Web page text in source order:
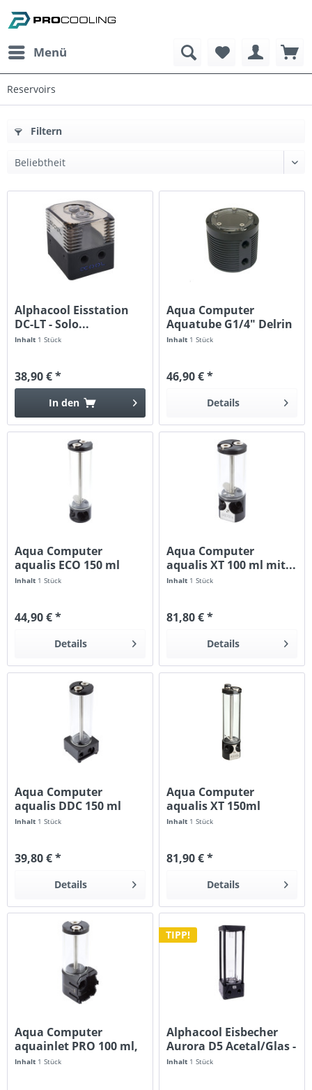
Menü
Reservoirs
Filtern
Alphacool Eisstation
DC-LT - Solo...
Inhalt 1 Stück
38,90 € *
In den
Aqua Computer
Aquatube G1/4" Delrin
schwarz
Inhalt 1 Stück
46,90 € *
Details
Aqua Computer
aqualis ECO 150 ml
mit...
Inhalt 1 Stück
44,90 € *
Details
Aqua Computer
aqualis XT 100 ml mit...
Inhalt 1 Stück
81,80 € *
Details
Aqua Computer
aqualis DDC 150 ml
Inhalt 1 Stück
39,80 € *
Details
Aqua Computer
aqualis XT 150ml
Inhalt 1 Stück
81,90 € *
Details
Aqua Computer
aquainlet PRO 100 ml,
G1/4
Inhalt 1 Stück
TIPP!
Alphacool Eisbecher
Aurora D5 Acetal/Glas -
250mm
Inhalt 1 Stück